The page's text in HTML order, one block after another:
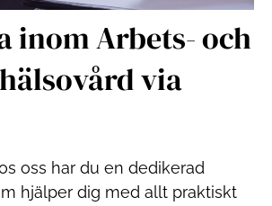
inom Arbets- och
via
oss har du en dedikerad
hjälper dig med allt praktiskt